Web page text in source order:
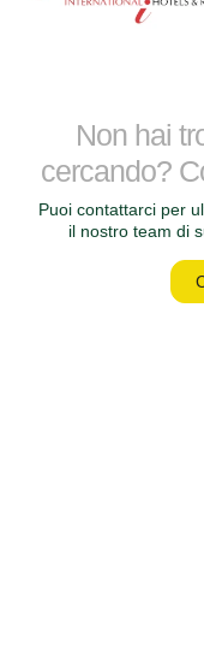
Non hai
cercando?
Puoi contattarci per
il nostro team di